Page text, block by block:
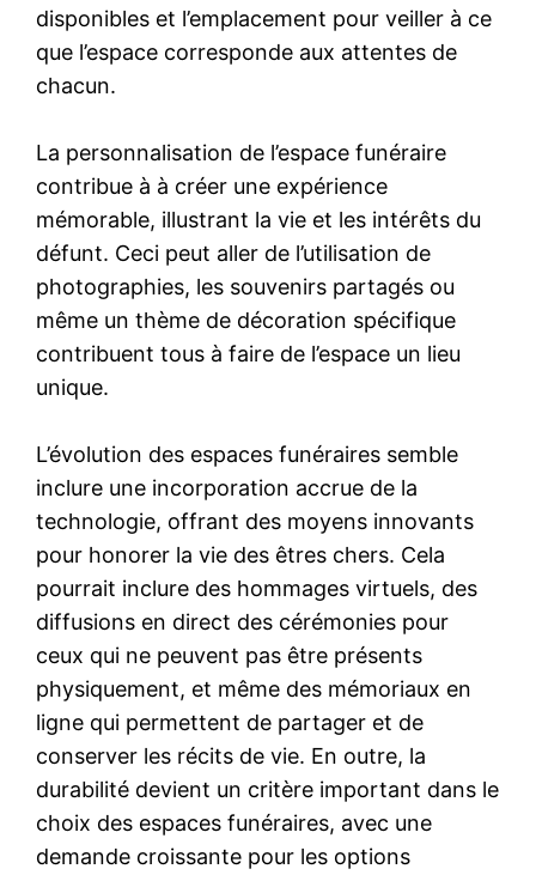
disponibles et l’emplacement pour veiller à ce
que l’espace corresponde aux attentes de
chacun.
La personnalisation de l’espace funéraire
contribue à à créer une expérience
mémorable, illustrant la vie et les intérêts du
défunt. Ceci peut aller de l’utilisation de
photographies, les souvenirs partagés ou
même un thème de décoration spécifique
contribuent tous à faire de l’espace un lieu
unique.
L’évolution des espaces funéraires semble
inclure une incorporation accrue de la
technologie, offrant des moyens innovants
pour honorer la vie des êtres chers. Cela
pourrait inclure des hommages virtuels, des
diffusions en direct des cérémonies pour
ceux qui ne peuvent pas être présents
physiquement, et même des mémoriaux en
ligne qui permettent de partager et de
conserver les récits de vie. En outre, la
durabilité devient un critère important dans le
choix des espaces funéraires, avec une
demande croissante pour les options